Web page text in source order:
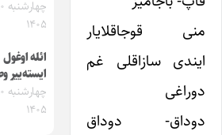
منی قوجاقلایار
ایندی سازاقلی غم
دوراغی
دوداق- دوداق
۱۴۰۵
ائله اوغول
ایسته‌ییر
۱۴۰۵